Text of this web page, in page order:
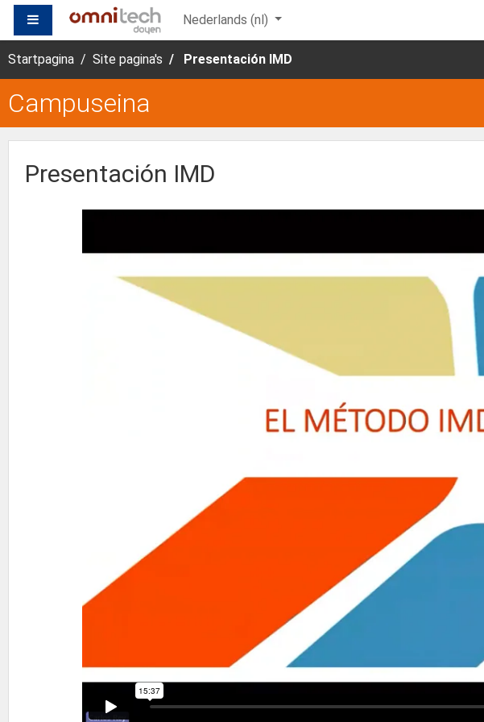
Ga naar hoofdinhoud
ZIJPANEEL Nederlands ‎(nl)‎
Startpagina Site pagina's Presentación IMD
Campuseina
Presentación IMD